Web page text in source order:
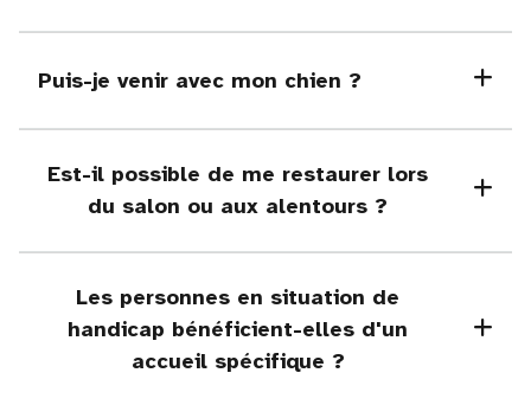
Puis-je venir avec mon chien ?
Est-il possible de me restaurer lors
du salon ou aux alentours ?
Les personnes en situation de
handicap bénéficient-elles d'un
accueil spécifique ?